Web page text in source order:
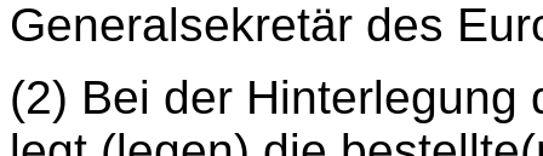
Generalsekretär des
(2) Bei der Hinterlegung